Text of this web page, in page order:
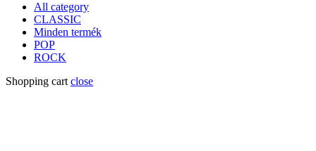
All category
CLASSIC
Minden termék
POP
ROCK
Shopping cart close